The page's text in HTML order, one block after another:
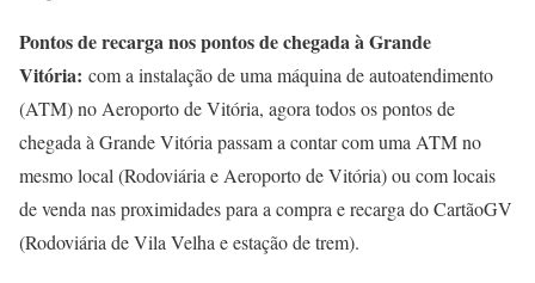
Pontos de recarga nos pontos de chegada à Grande
Vitória: com a instalação de uma máquina de autoatendimento
(ATM) no Aeroporto de Vitória, agora todos os pontos de
chegada à Grande Vitória passam a contar com uma ATM no
mesmo local (Rodoviária e Aeroporto de Vitória) ou com locais
de venda nas proximidades para a compra e recarga do CartãoGV
(Rodoviária de Vila Velha e estação de trem).